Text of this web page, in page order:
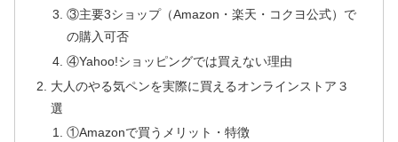
③主要3ショップ（Amazon・楽天・コクヨ公式）で
の購入可否
④Yahoo!ショッピングでは買えない理由
大人のやる気ペンを実際に買えるオンラインストア３
選
①Amazonで買うメリット・特徴